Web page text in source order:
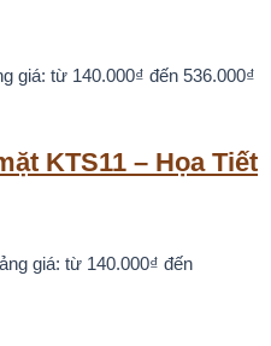
giá: từ 140.000₫ đến 536.000₫
KTS11 – Họa Tiết
giá: từ 140.000₫ đến